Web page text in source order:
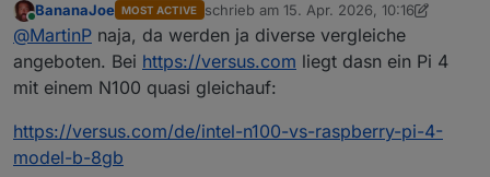
Da steckt mir zu viel Grafikleistung drin. In der Regel
wird der iobroker ja auf einem "Headless" System
betrieben...
https://www.cpubenchmark.net/singleCompare.php
Der Pi 4 hat 1/3 der Single Thread Leistung eines N100,
und nur 1/8 der Multi-Thread Leistung.
Online
BananaJoe MOST ACTIVE schrieb am 15. Apr. 2026, 10:16
zuletzt editiert von BananaJoe
@MartinP naja, da werden ja diverse vergleiche
angeboten. Bei https://versus.com liegt dasn ein Pi 4
mit einem N100 quasi gleichauf:
https://versus.com/de/intel-n100-vs-raspberry-pi-4-
model-b-8gb